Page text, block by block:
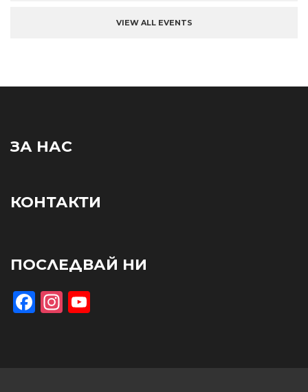
VIEW ALL EVENTS
ЗА НАС
КОНТАКТИ
ПОСЛЕДВАЙ НИ
Facebook
Instagram